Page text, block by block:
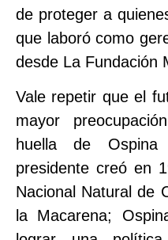
de proteger a
que laboró como
desde La Fundación
Vale repetir que el
mayor
huella de
presidente creó en
Nacional Natural de
la Macarena;